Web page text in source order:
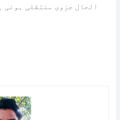
الحال جزوی منتقلی ہوئی